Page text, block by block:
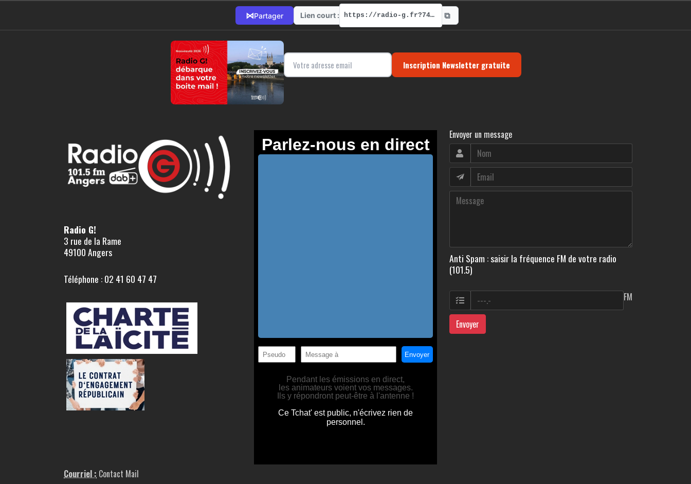
⋈Partager Lien court : https://radio-g.fr?7449 ⧉
Inscription Newsletter gratuite
Radio G!
3 rue de la Rame
49100 Angers
Téléphone : 02 41 60 47 47
Courriel : Contact Mail
Envoyer un message
Anti Spam : saisir la fréquence FM de votre radio
(101.5)
FM
Envoyer